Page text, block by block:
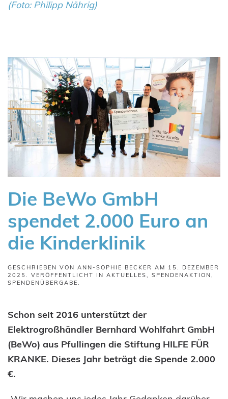
(Foto: Philipp Nährig)
Die BeWo GmbH
spendet 2.000 Euro an
die Kinderklinik
GESCHRIEBEN VON ANN-SOPHIE BECKER AM 15. DEZEMBER
2025
. VERÖFFENTLICHT IN AKTUELLES SPENDENAKTION
SPENDENÜBERGABE
Schon seit 2016 unterstützt der
Elektrogroßhändler Bernhard Wohlfahrt GmbH
(BeWo) aus Pfullingen die Stiftung HILFE FÜR
KRANKE. Dieses Jahr beträgt die Spende 2.000
€.